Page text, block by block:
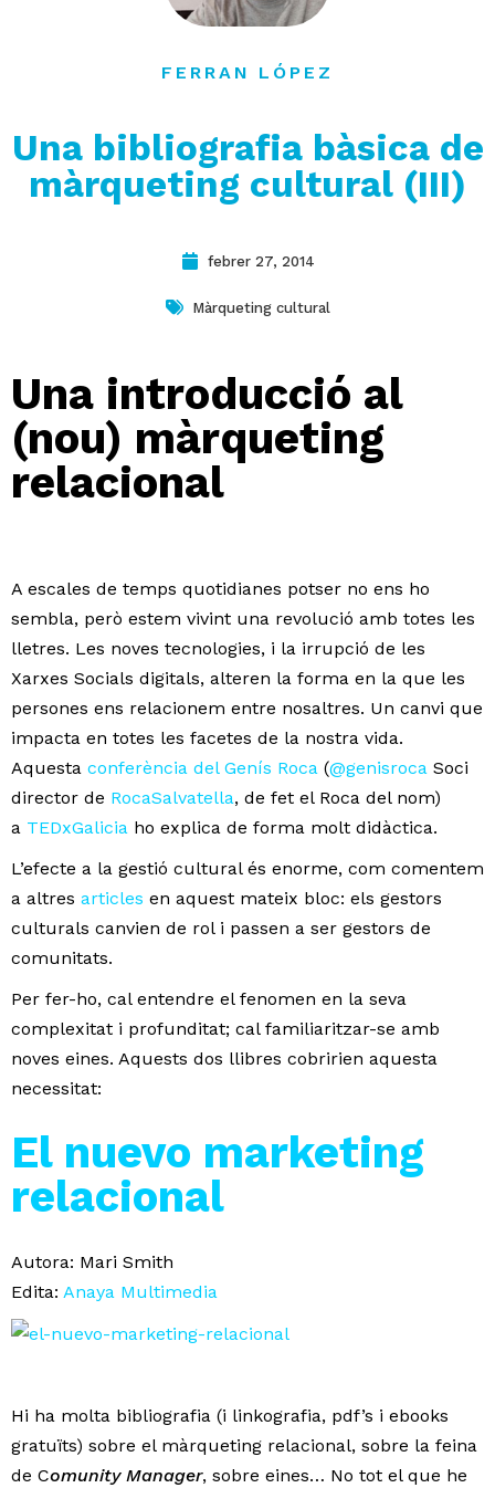
FERRAN LÓPEZ
Una bibliografia bàsica de
màrqueting cultural (III)
febrer 27, 2014
Màrqueting cultural
Una introducció al
(nou) màrqueting
relacional
A escales de temps quotidianes potser no ens ho
sembla, però estem vivint una revolució amb totes les
lletres. Les noves tecnologies, i la irrupció de les
Xarxes Socials digitals, alteren la forma en la que les
persones ens relacionem entre nosaltres. Un canvi que
impacta en totes les facetes de la nostra vida.
Aquesta conferència del Genís Roca (@genisroca Soci
director de RocaSalvatella, de fet el Roca del nom)
a TEDxGalicia ho explica de forma molt didàctica.
L’efecte a la gestió cultural és enorme, com comentem
a altres articles en aquest mateix bloc: els gestors
culturals canvien de rol i passen a ser gestors de
comunitats.
Per fer-ho, cal entendre el fenomen en la seva
complexitat i profunditat; cal familiaritzar-se amb
noves eines. Aquests dos llibres cobririen aquesta
necessitat:
El nuevo marketing
relacional
Autora: Mari Smith
Edita: Anaya Multimedia
Hi ha molta bibliografia (i linkografia, pdf’s i ebooks
gratuïts) sobre el màrqueting relacional, sobre la feina
de Comunity Manager, sobre eines… No tot el que he